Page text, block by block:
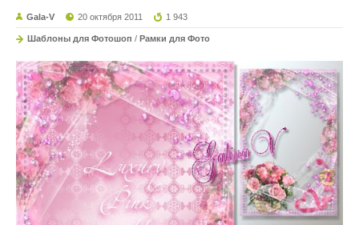
Gala-V 20 октября 2011 1 943
Шаблоны для Фотошоп / Рамки для Фото